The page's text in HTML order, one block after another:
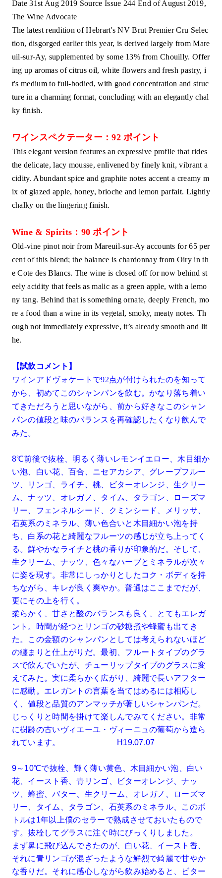
Date 31st Aug 2019 Source Issue 244 End of August 2019,
The Wine Advocate
The latest rendition of Hebrart's NV Brut Premier Cru Selec
tion, disgorged earlier this year, is derived largely from Mare
uil-sur-Ay, supplemented by some 13% from Chouilly. Offer
ing up aromas of citrus oil, white flowers and fresh pastry, i
t's medium to full-bodied, with good concentration and struc
ture in a charming format, concluding with an elegantly chal
ky finish.
ワインスペクテーター：92 ポイント
This elegant version features an expressive profile that rides
the delicate, lacy mousse, enlivened by finely knit, vibrant a
cidity. Abundant spice and graphite notes accent a creamy m
ix of glazed apple, honey, brioche and lemon parfait. Lightly
chalky on the lingering finish.
Wine & Spirits：90 ポイント
Old-vine pinot noir from Mareuil-sur-Ay accounts for 65 per
cent of this blend; the balance is chardonnay from Oiry in th
e Cote des Blancs. The wine is closed off for now behind st
eely acidity that feels as malic as a green apple, with a lemo
ny tang. Behind that is something ornate, deeply French, mo
re a food than a wine in its vegetal, smoky, meaty notes. Th
ough not immediately expressive, it’s already smooth and lit
he.
【試飲コメント】
ワインアドヴォケートで92点が付けられたのを知って
から、初めてこのシャンパンを飲む。かなり落ち着い
てきただろうと思いながら、前から好きなこのシャン
パンの値段と味のバランスを再確認したくなり飲んで
みた。
8℃前後で抜栓、明るく薄いレモンイエロー、木目細か
い泡、白い花、百合、ニセアカシア、グレープフルー
ツ、リンゴ、ライチ、桃、ビターオレンジ、生クリー
ム、ナッツ、オレガノ、タイム、タラゴン、ローズマ
リー、フェンネルシード、クミンシード、メリッサ、
石英系のミネラル、薄い色合いと木目細かい泡を持
ち、白系の花と綺麗なフルーツの感じが立ち上ってく
る。鮮やかなライチと桃の香りが印象的だ。そして、
生クリーム、ナッツ、色々なハーブとミネラルが次々
に姿を現す。非常にしっかりとしたコク・ボディを持
ちながら、キレが良く爽やか。普通はここまでだが、
更にその上を行く。
柔らかく、甘さと酸のバランスも良く、とてもエレガ
ント。時間が経つとリンゴの砂糖煮や蜂蜜も出てき
た。この金額のシャンパンとしては考えられないほど
の纏まりと仕上がりだ。最初、フルートタイプのグラ
スで飲んでいたが、チューリップタイプのグラスに変
えてみた。実に柔らかく広がり、綺麗で長いアフター
に感動。エレガントの言葉を当てはめるには相応し
く、値段と品質のアンマッチが著しいシャンパンだ。
じっくりと時間を掛けて楽しんでみてください。非常
に樹齢の古いヴィエーユ・ヴィーニュの葡萄から造ら
れています。 H19.07.07
9～10℃で抜栓、輝く薄い黄色、木目細かい泡、白い
花、イースト香、青リンゴ、ビターオレンジ、ナッ
ツ、蜂蜜、バター、生クリーム、オレガノ、ローズマ
リー、タイム、タラゴン、石英系のミネラル、このボ
トルは1年以上僕のセラーで熟成させておいたもので
す。抜栓してグラスに注ぐ時にびっくりしました。
まず鼻に飛び込んできたのが、白い花、イースト香、
それに青リンゴが混ざったような鮮烈で綺麗で甘やか
な香りだ。それに感心しながら飲み始めると、ビター